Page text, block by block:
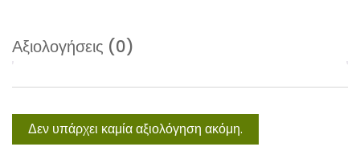
Αξιολογήσεις (0)
Δεν υπάρχει καμία αξιολόγηση ακόμη.